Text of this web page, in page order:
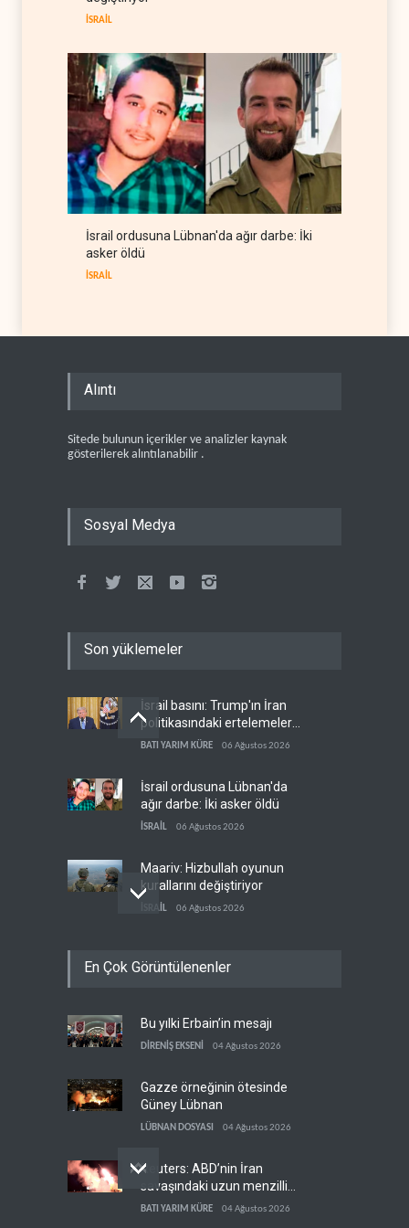
İSRAİL
İsrail ordusuna Lübnan'da ağır darbe: İki
asker öldü
İSRAİL
Alıntı
Sitede bulunun içerikler ve analizler kaynak
gösterilerek alıntılanabilir .
Sosyal Medya
Son yüklemeler
İsrail basını: Trump'ın İran
politikasındaki ertelemeler
ABD seçimlerini riske atıyor
BATI YARIM KÜRE 06 Ağustos 2026
İsrail ordusuna Lübnan'da
ağır darbe: İki asker öldü
İSRAİL 06 Ağustos 2026
Maariv: Hizbullah oyunun
kurallarını değiştiriyor
İSRAİL 06 Ağustos 2026
güneyindeki Mansuri için
İran ile Umman, Hürmüz'de
yeni düzen için son
En Çok Görüntülenenler
Bu yılki Erbain’in mesajı
DİRENİŞ EKSENİ 04 Ağustos 2026
Gazze örneğinin ötesinde
Güney Lübnan
LÜBNAN DOSYASI 04 Ağustos 2026
Reuters: ABD’nin İran
savaşındaki uzun menzilli
füze stokları tükenme
BATI YARIM KÜRE 04 Ağustos 2026